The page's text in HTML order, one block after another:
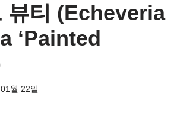
뷰티 (Echeveria
‘Painted
월 22일